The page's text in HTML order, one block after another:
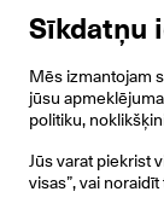
Sīkdatņu
Mēs izmantojam
jūsu
politiku,
Jūs varat piekrist
visas”, vai